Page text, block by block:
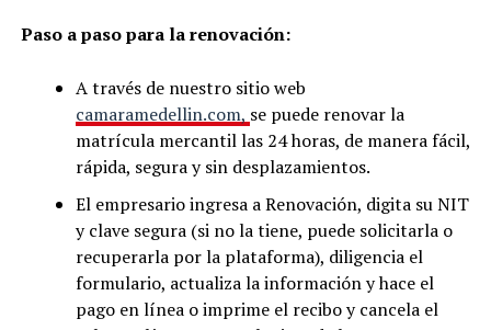
Paso a paso para la renovación:
A través de nuestro sitio web
camaramedellin.com, se puede renovar la
matrícula mercantil las 24 horas, de manera fácil,
rápida, segura y sin desplazamientos.
El empresario ingresa a Renovación, digita su NIT
y clave segura (si no la tiene, puede solicitarla o
recuperarla por la plataforma), diligencia el
formulario, actualiza la información y hace el
pago en línea o imprime el recibo y cancela el